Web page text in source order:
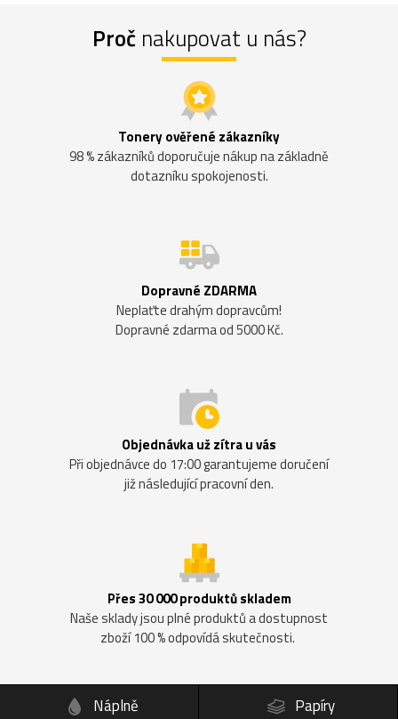
Proč nakupovat u nás?
Tonery ověřené zákazníky
98 % zákazníků doporučuje nákup na základně
dotazníku spokojenosti.
Dopravné ZDARMA
Neplaťte drahým dopravcům!
Dopravné zdarma od 5000 Kč.
Objednávka už zítra u vás
Při objednávce do 17:00 garantujeme doručení
již následující pracovní den.
Přes 30 000 produktů skladem
Naše sklady jsou plné produktů a dostupnost
zboží 100 % odpovídá skutečnosti.
Náplně
Papíry